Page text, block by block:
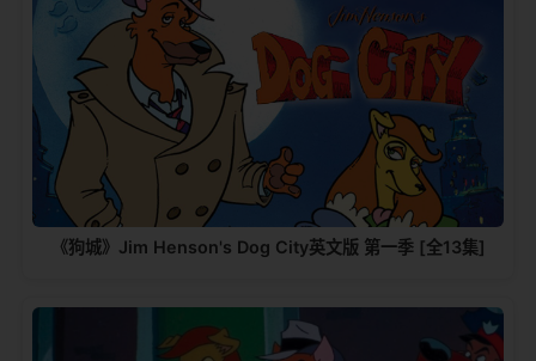
《狗城》Jim Henson's Dog City英文版 第一季 [全13集]